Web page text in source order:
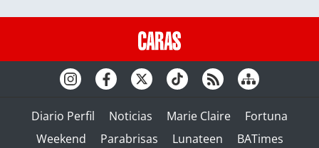
Diario Perfil Noticias Marie Claire
Fortuna
Weekend
Parabrisas Lunateen BATimes